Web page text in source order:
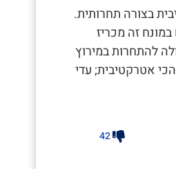
בצורה תחרותית.
זה מכריז
להתחרות במירוץ
אטרקטיבית; עדי
42